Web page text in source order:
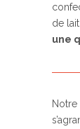
de
une